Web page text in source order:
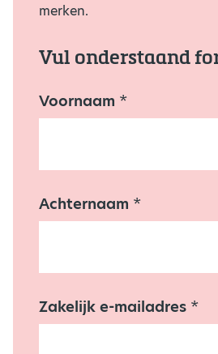
merken.
Vul onderstaand
Voornaam *
Achternaam *
Z
a
k
e
a
l
a
Zakelijk e-mailadres *